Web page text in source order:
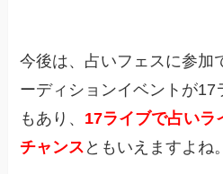
今後は、占いフェスに参加
ーディションイベントが17
もあり、 17ライブで占いラ
チャンス ともいえますよね。